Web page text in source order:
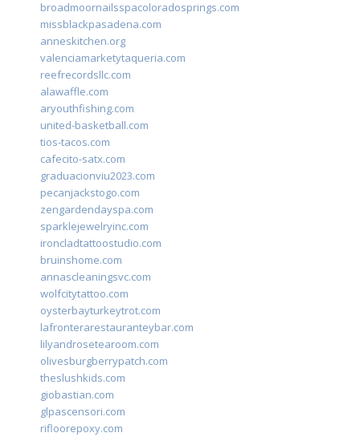
broadmoornailsspacoloradosprings.com
missblackpasadena.com
anneskitchen.org
valenciamarketytaqueria.com
reefrecordsllc.com
alawaffle.com
aryouthfishing.com
united-basketball.com
tios-tacos.com
cafecito-satx.com
graduacionviu2023.com
pecanjackstogo.com
zengardendayspa.com
sparklejewelryinc.com
ironcladtattoostudio.com
bruinshome.com
annascleaningsvc.com
wolfcitytattoo.com
oysterbayturkeytrot.com
lafronterarestauranteybar.com
lilyandrosetearoom.com
olivesburgberrypatch.com
theslushkids.com
giobastian.com
glpascensori.com
rifloorepoxy.com